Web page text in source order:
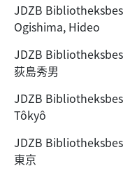
JDZB
Ogishima, Hideo
JDZB
荻島秀男
JDZB
Tôkyô
JDZB
東京